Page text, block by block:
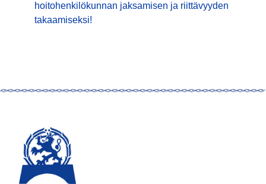
hoitohenkilökunnan jaksamisen ja riittävyyden
takaamiseksi!